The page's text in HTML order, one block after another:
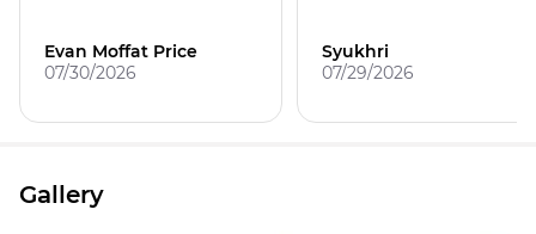
Evan Moffat Price
07/30/2026
Syukhri
07/29/2026
Gallery